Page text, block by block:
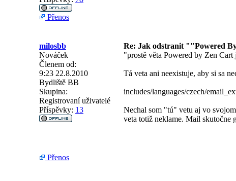
Přenos
milosbb Re: Jak odstranit ""Powered
Nováček
Členem od:
9:23 22.8.2010
Bydliště BB
Skupina:
Registrovaní uživatelé
Příspěvky: 13
"prostě věta Powered by Zen
Tá veta ani neexistuje, aby si sa
includes/languages/czech/
Nechal som "tú" vetu aj vo
veta totiž neklame. Mail skutočne
Přenos